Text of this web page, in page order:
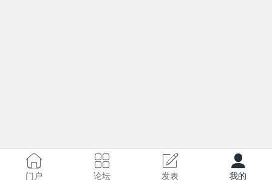
门户 论坛 发表 我的